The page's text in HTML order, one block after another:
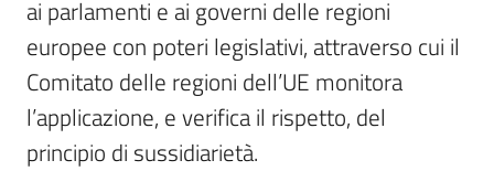
Per i cittadini
ai parlamenti e ai governi delle regioni
europee con poteri legislativi, attraverso cui il
Comitato delle regioni dell’UE monitora
l’applicazione, e verifica il rispetto, del
principio di sussidiarietà.